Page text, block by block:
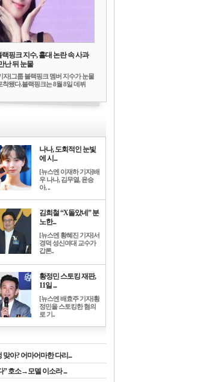
랙핑크 지수, 홀대 논란 속 사과
난 뒤 눈물
자]그룹 블랙핑크 멤버 지수가 눈물
착됐다.블랙핑크는 8월 8일 데뷔
나나, 도회적인 눈빛
에 시...
[뉴스엔 이재하 기자]배
우 나나, 김무열, 윤승
아, ..
김희철 “X돌았네” 분
노한...
[뉴스엔 황혜진 기자]서
경덕 성신여대 교수가
갑론..
황정민 스토킹 재판,
11일 ...
[뉴스엔 배효주 기자]황
정민을 스토킹한 혐의
로 기..
맞아? 어마어마한 다리...
” 호소→모델 이소라 ...